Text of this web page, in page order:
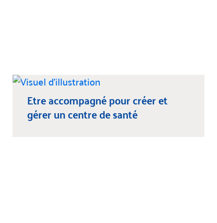
Etre accompagné pour créer et
gérer un centre de santé